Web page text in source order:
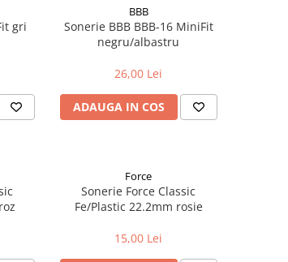
gri
BBB
Sonerie BBB BBB-16 MiniFit
negru/albastru
26,00 Lei
ADAUGA IN COS
Force
Sonerie Force Classic
Fe/Plastic 22.2mm rosie
15,00 Lei